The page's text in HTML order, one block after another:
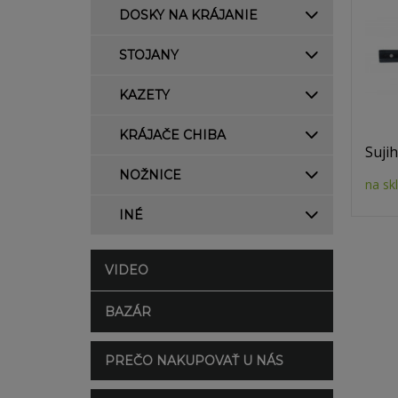
DOSKY NA KRÁJANIE
STOJANY
KAZETY
KRÁJAČE CHIBA
NOŽNICE
INÉ
VIDEO
BAZÁR
PREČO NAKUPOVAŤ U NÁS
na